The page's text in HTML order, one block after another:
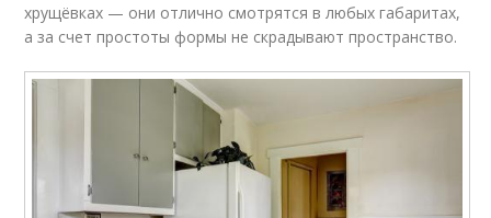
хрущёвках — они отлично смотрятся в любых габаритах,
а за счет простоты формы не скрадывают пространство.